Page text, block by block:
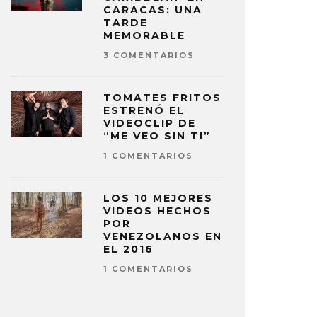
CARACAS: UNA
TARDE
MEMORABLE
3 COMENTARIOS
TOMATES FRITOS
ESTRENÓ EL
VIDEOCLIP DE
“ME VEO SIN TI”
1 COMENTARIOS
LOS 10 MEJORES
VIDEOS HECHOS
POR
VENEZOLANOS EN
EL 2016
1 COMENTARIOS